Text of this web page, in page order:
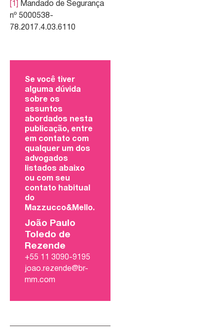
[1]
Mandado de Segurança
nº 5000538-
78.2017.4.03.6110
Se você tiver
alguma dúvida
sobre os
assuntos
abordados nesta
publicação, entre
em contato com
qualquer um dos
advogados
listados abaixo
ou com seu
contato habitual
do
Mazzucco&Mello.
João Paulo
Toledo de
Rezende
+55 11 3090-9195
joao.rezende@br-
mm.com